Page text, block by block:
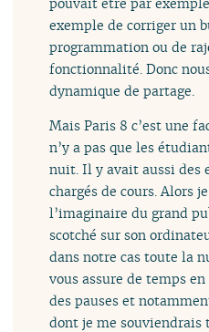
exemple de corriger un
programmation ou de
fonctionnalité. Donc
dynamique de partage.
Mais Paris 8 c’est une
n’y a pas que les
nuit. Il y avait aussi des
chargés de cours. Alors
l’imaginaire du grand
scotché sur son
dans notre cas toute la
vous assure de temps
des pauses et
dont je me souviendrais